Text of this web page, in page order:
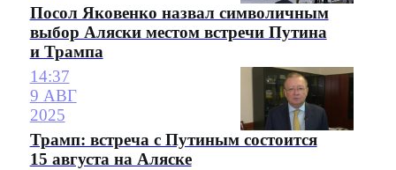
Посол Яковенко назвал символичным
выбор Аляски местом встречи Путина
и Трампа
14:37
9 АВГ
2025
Трамп: встреча с Путиным состоится
15 августа на Аляске